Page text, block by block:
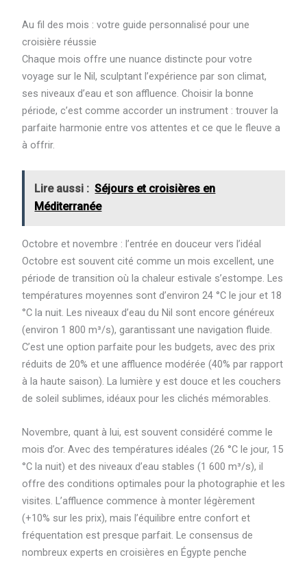
Au fil des mois : votre guide personnalisé pour une
croisière réussie
Chaque mois offre une nuance distincte pour votre
voyage sur le Nil, sculptant l’expérience par son climat,
ses niveaux d’eau et son affluence. Choisir la bonne
période, c’est comme accorder un instrument : trouver la
parfaite harmonie entre vos attentes et ce que le fleuve a
à offrir.
Lire aussi : Séjours et croisières en
Méditerranée
Octobre et novembre : l’entrée en douceur vers l’idéal
Octobre est souvent cité comme un mois excellent, une
période de transition où la chaleur estivale s’estompe. Les
températures moyennes sont d’environ 24 °C le jour et 18
°C la nuit. Les niveaux d’eau du Nil sont encore généreux
(environ 1 800 m³/s), garantissant une navigation fluide.
C’est une option parfaite pour les budgets, avec des prix
réduits de 20% et une affluence modérée (40% par rapport
à la haute saison). La lumière y est douce et les couchers
de soleil sublimes, idéaux pour les clichés mémorables.
Novembre, quant à lui, est souvent considéré comme le
mois d’or. Avec des températures idéales (26 °C le jour, 15
°C la nuit) et des niveaux d’eau stables (1 600 m³/s), il
offre des conditions optimales pour la photographie et les
visites. L’affluence commence à monter légèrement
(+10% sur les prix), mais l’équilibre entre confort et
fréquentation est presque parfait. Le consensus de
nombreux experts en croisières en Égypte penche